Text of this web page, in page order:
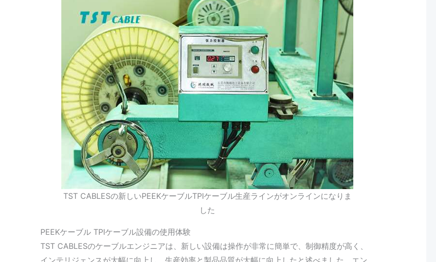
TST CABLESの新しいPEEKケーブルTPIケーブル生産ラインがオンラインになりま
した
PEEKケーブル TPIケーブル設備の使用体験
TST CABLESのケーブルエンジニアは、新しい設備は操作が非常に簡単で、制御精度が高く、